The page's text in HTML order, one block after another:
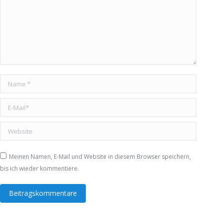
Name *
E-Mail *
Website
Meinen Namen, E-Mail und Website in diesem Browser speichern,
bis ich wieder kommentiere.
Beitragskommentare